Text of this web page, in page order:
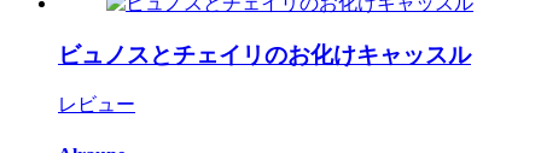
ビュノスとチェイリのお化けキャッスル
レビュー